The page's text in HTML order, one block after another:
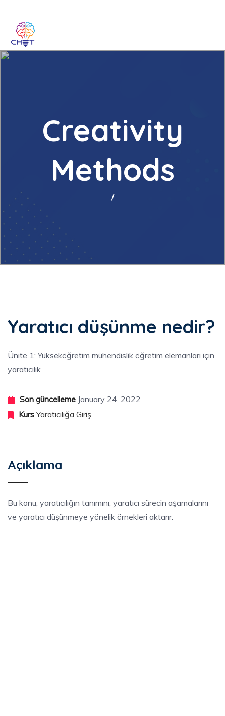
Yaratıcılığa Giriş
Öğretimde Yaratıcılık ve Teknoloji
Creativity
Methods
/
Yaratıcı düşünme nedir?
Ünite 1: Yükseköğretim mühendislik öğretim elemanları için
yaratıcılık
Son güncelleme January 24, 2022
Kurs Yaratıcılığa Giriş
Açıklama
Bu konu, yaratıcılığın tanımını, yaratıcı sürecin aşamalarını
ve yaratıcı düşünmeye yönelik örnekleri aktarır.